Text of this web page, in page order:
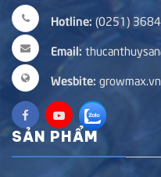
Hotline: (0251)
Email:
Wesbite: growmax.vn
SẢN PHẨM